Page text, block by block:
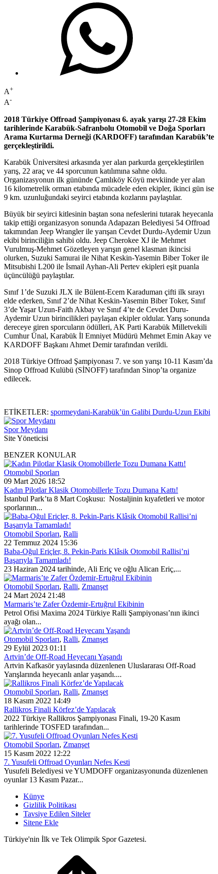
A+
A-
2018 Türkiye Offroad Şampiyonası 6. ayak yarışı 27-28 Ekim
tarihlerinde Karabük-Safranbolu Otomobil ve Doğa Sporları
Arama Kurtarma Derneği (KARDOFF) tarafından Karabük’te
gerçekleştirildi.
Karabük Üniversitesi arkasında yer alan parkurda gerçekleştirilen
yarış, 22 araç ve 44 sporcunun katılımına sahne oldu.
Organizasyonun ilk gününde Çamlıköy Köyü mevkiinde yer alan
16 kilometrelik orman etabında mücadele eden ekipler, ikinci gün ise
9 km. uzunluğundaki seyirci etabında kozlarını paylaştılar.
Büyük bir seyirci kitlesinin baştan sona nefeslerini tutarak heyecanla
takip ettiği organizasyon sonunda Adapazarı Belediyesi 54 Offroad
takımından Jeep Wrangler ile yarışan Cevdet Durdu-Aydemir Uzun
ekibi birinciliğin sahibi oldu. Jeep Cherokee XJ ile Mehmet
Vurulmuş-Mehmet Gözetleyen yarışın genel klasman ikincisi
olurken, Suzuki Samurai ile Nihat Keskin-Yasemin Biber Toker ile
Mitsubishi L200 ile İsmail Ayhan-Ali Pertev ekipleri eşit puanla
üçüncülüğü paylaştılar.
Sınıf 1’de Suzuki JLX ile Bülent-Ecem Karaduman çifti ilk sırayı
elde ederken, Sınıf 2’de Nihat Keskin-Yasemin Biber Toker, Sınıf
3’de Yaşar Uzun-Faith Akbay ve Sınıf 4’te de Cevdet Duru-
Aydemir Uzun birincilikleri paylaşan ekipler oldular. Yarış sonunda
dereceye giren sporcuların ödülleri, AK Parti Karabük Milletvekili
Cumhur Ünal, Karabük İl Emniyet Müdürü Mehmet Emin Akay ve
KARDOFF Başkanı Ahmet Demir tarafından verildi.
2018 Türkiye Offroad Şampiyonası 7. ve son yarışı 10-11 Kasım’da
Sinop Offroad Kulübü (SİNOFF) tarafından Sinop’ta organize
edilecek.
ETİKETLER: spormeydani-Karabük’ün Galibi Durdu-Uzun Ekibi
Spor Meydanı
Site Yöneticisi
BENZER KONULAR
Otomobil Sporları
09 Mart 2026 18:52
Kadın Pilotlar Klasik Otomobillerle Tozu Dumana Kattı!
İstanbul Park’ta 8 Mart Coşkusu: Nostaljinin kıyafetleri ve motor
sporlarının...
Otomobil Sporları, Ralli
22 Temmuz 2024 15:36
Baba-Oğul Eriçler, 8. Pekin-Paris Klâsik Otomobil Rallisi’ni
Başarıyla Tamamladı!
23 Haziran 2024 tarihinde, Ali Eriç ve oğlu Alican Eriç,...
Otomobil Sporları, Ralli, Zmanşet
24 Mart 2024 21:48
Marmaris’te Zafer Özdemir-Ertuğrul Ekibinin
Petrol Ofisi Maxima 2024 Türkiye Ralli Şampiyonası’nın ikinci
ayağı olan...
Otomobil Sporları, Ralli, Zmanşet
29 Eylül 2023 01:11
Artvin’de Off-Road Heyecanı Yaşandı
Artvin Kafkasör yaylasında düzenlenen Uluslararası Off-Road
Yarışlarında heyecanlı anlar yaşandı....
Otomobil Sporları, Ralli, Zmanşet
18 Kasım 2022 14:49
Rallikros Finali Körfez’de Yapılacak
2022 Türkiye Rallikros Şampiyonası Finali, 19-20 Kasım
tarihlerinde TOSFED tarafından...
Otomobil Sporları, Zmanşet
15 Kasım 2022 12:22
7. Yusufeli Offroad Oyunları Nefes Kesti
Yusufeli Belediyesi ve YUMDOFF organizasyonunda düzenlenen
oyunlar 13 Kasım Pazar...
Künye
Gizlilik Politikası
Tavsiye Edilen Siteler
Sitene Ekle
Türkiye'nin İlk ve Tek Olimpik Spor Gazetesi.